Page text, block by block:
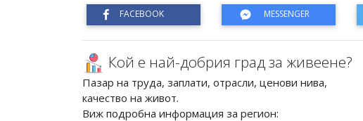
Кой е най-добрия град за живеене?
Пазар на труда, заплати, отрасли, ценови нива,
качество на живот.
Виж подробна информация за регион: